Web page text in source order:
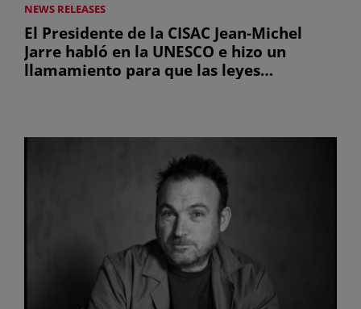
NEWS RELEASES
El Presidente de la CISAC Jean-Michel
Jarre habló en la UNESCO e hizo un
llamamiento para que las leyes